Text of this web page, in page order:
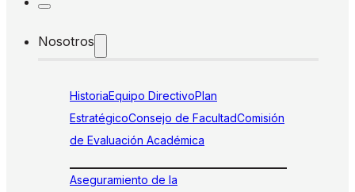
Nosotros
HistoriaEquipo DirectivoPlan
EstratégicoConsejo de FacultadComisión
de Evaluación Académica
Aseguramiento de la